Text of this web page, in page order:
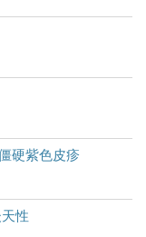
硬紫色皮疹
性